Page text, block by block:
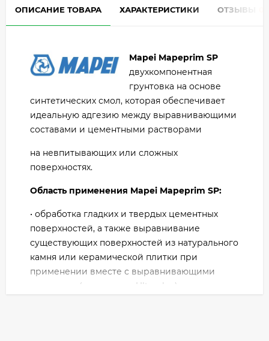
ОПИСАНИЕ ТОВАРА ХАРАКТЕРИСТИКИ ОТЗЫВЫ
Mapei Mapeprim SP
двухкомпонентная
грунтовка на основе
синтетических смол, которая обеспечивает
идеальную адгезию между выравнивающими
составами и цементными растворами
на невпитывающих или сложных
поверхностях.
Область применения Mapei Mapeprim SP:
• обработка гладких и твердых цементных
поверхностей, а также выравнивание
существующих поверхностей из натурального
камня или керамической плитки при
применении вместе с выравнивающими
составами (такими, как Ultraplan).